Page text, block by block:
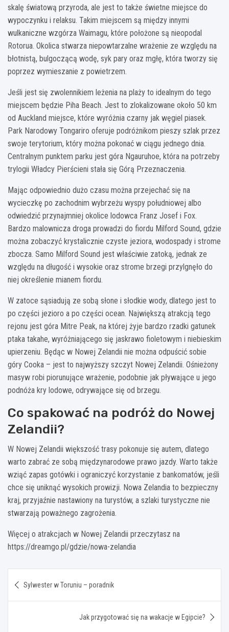
skalę światową przyroda, ale jest to także świetne miejsce do
wypoczynku i relaksu. Takim miejscem są między innymi
wulkaniczne wzgórza Waimagu, które położone są nieopodal
Rotorua. Okolica stwarza niepowtarzalne wrażenie ze względu na
błotnistą, bulgoczącą wodę, syk pary oraz mgłę, która tworzy się
poprzez wymieszanie z powietrzem.
Jeśli jest się zwolennikiem leżenia na plaży to idealnym do tego
miejscem będzie Piha Beach. Jest to zlokalizowane około 50 km
od Auckland miejsce, które wyróżnia czarny jak węgiel piasek.
Park Narodowy Tongariro oferuje podróżnikom pieszy szlak przez
swoje terytorium, który można pokonać w ciągu jednego dnia.
Centralnym punktem parku jest góra Ngauruhoe, która na potrzeby
trylogii Władcy Pierścieni stała się Górą Przeznaczenia.
Mając odpowiednio dużo czasu można przejechać się na
wycieczkę po zachodnim wybrzeżu wyspy południowej albo
odwiedzić przynajmniej okolice lodowca Franz Josef i Fox.
Bardzo malownicza droga prowadzi do fiordu Milford Sound, gdzie
można zobaczyć krystalicznie czyste jeziora, wodospady i strome
zbocza. Samo Milford Sound jest właściwie zatoką, jednak ze
względu na długość i wysokie oraz strome brzegi przylgnęło do
niej określenie mianem fiordu.
W zatoce sąsiadują ze sobą słone i słodkie wody, dlatego jest to
po części jezioro a po części ocean. Największą atrakcją tego
rejonu jest góra Mitre Peak, na której żyje bardzo rzadki gatunek
ptaka takahe, wyróżniającego się jaskrawo fioletowym i niebieskim
upierzeniu. Będąc w Nowej Zelandii nie można odpuścić sobie
góry Cooka – jest to najwyższy szczyt Nowej Zelandii. Ośnieżony
masyw robi piorunujące wrażenie, podobnie jak pływające u jego
podnóża kry lodowe, odrywające się od brzegu.
Co spakować na podróż do Nowej
Zelandii?
W Nowej Zelandii większość trasy pokonuje się autem, dlatego
warto zabrać ze sobą międzynarodowe prawo jazdy. Warto także
wziąć zapas gotówki i ograniczyć korzystanie z bankomatów, jeśli
chce się uniknąć wysokich prowizji. Nowa Zelandia to bezpieczny
kraj, przyjaźnie nastawiony na turystów, a szlaki turystyczne nie
stwarzają poważnego zagrożenia.
Więcej o atrakcjach w Nowej Zelandii przeczytasz na
https://dreamgo.pl/gdzie/nowa-zelandia
wpisu
Sylwester w Toruniu – poradnik
Jak przygotować się na wakacje w Egipcie?